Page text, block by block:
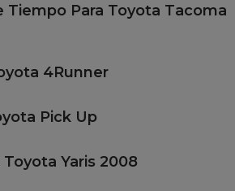
Tiempo Para Toyota Tacoma
4Runner
Pick Up
Yaris 2008